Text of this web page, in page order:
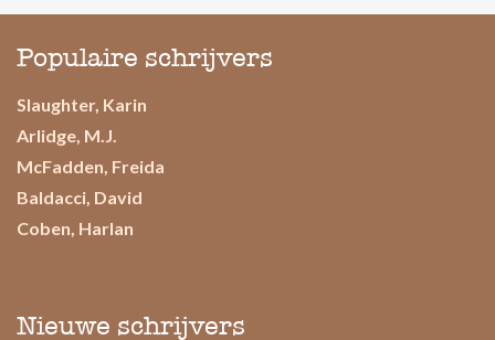
Populaire schrijvers
Slaughter, Karin
Arlidge, M.J.
McFadden, Freida
Baldacci, David
Coben, Harlan
Nieuwe schrijvers